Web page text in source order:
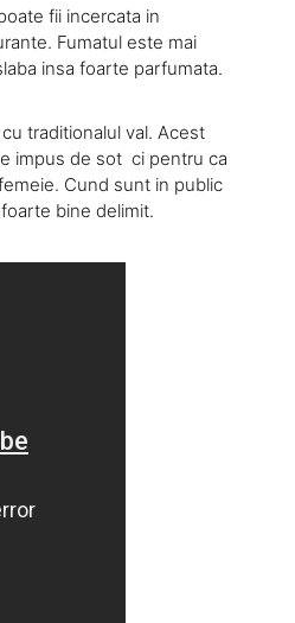
fii incercata in
Fumatul este mai
insa foarte parfumata.
traditionalul val. Acest
impus de sot ci pentru ca
Cund sunt in public
bine delimit.